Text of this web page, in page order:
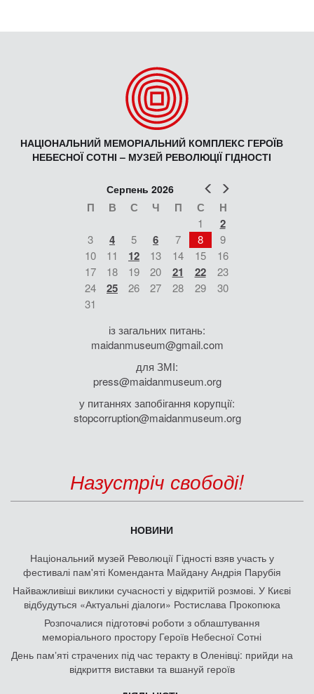
НАЦІОНАЛЬНИЙ МЕМОРІАЛЬНИЙ КОМПЛЕКС ГЕРОЇВ
НЕБЕСНОЇ СОТНІ – МУЗЕЙ РЕВОЛЮЦІЇ ГІДНОСТІ
Попер
Серпень 2026
П В С Ч П С Н
1 2
3 4 5 6 7 8
9
10
11 12 13 14 15
16
17
18 19 20 21 22
23
24
25 26 27 28 29
30
31
із загальних питань:
maidanmuseum@gmail.com
для ЗМІ:
press@maidanmuseum.org
у питаннях запобігання корупції:
stopcorruption@maidanmuseum.org
Назустріч свободі!
НОВИНИ
Національний музей Революції Гідності взяв участь у
фестивалі пам'яті Коменданта Майдану Андрія Парубія
Найважливіші виклики сучасності у відкритій розмові. У Києві
відбудуться «Актуальні діалоги» Ростислава Прокопюка
Розпочалися підготовчі роботи з облаштування
меморіального простору Героїв Небесної Сотні
День памʼяті страчених під час теракту в Оленівці: прийди на
відкриття виставки та вшануй героїв